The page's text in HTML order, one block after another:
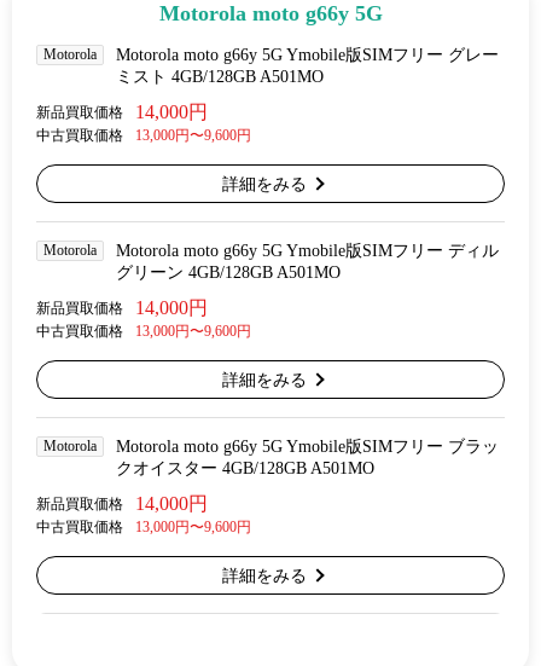
Motorola moto g66y 5G
Motorola
Motorola moto g66y 5G Ymobile版SIMフリー グレー
ミスト 4GB/128GB A501MO
新品買取価格 14,000円
中古買取価格 13,000円〜9,600円
詳細をみる
Motorola
Motorola moto g66y 5G Ymobile版SIMフリー ディル
グリーン 4GB/128GB A501MO
新品買取価格 14,000円
中古買取価格 13,000円〜9,600円
詳細をみる
Motorola
Motorola moto g66y 5G Ymobile版SIMフリー ブラッ
クオイスター 4GB/128GB A501MO
新品買取価格 14,000円
中古買取価格 13,000円〜9,600円
詳細をみる